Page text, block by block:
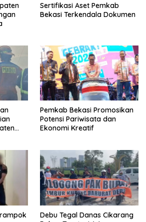
Sertifikasi Aset Pemkab
Bekasi Terkendala Dokumen
Pemkab Bekasi Promosikan
Potensi Pariwisata dan
Ekonomi Kreatif
Debu Tegal Danas Cikarang